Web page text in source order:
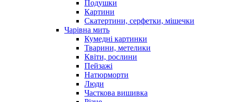
Подушки
Картини
Скатертини, серфетки, мішечки
Чарiвна мить
Кумедні картинки
Тварини, метелики
Квіти, рослини
Пейзажі
Натюрморти
Люди
Часткова вишивка